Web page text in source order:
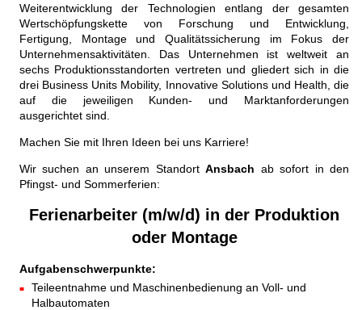
Weiterentwicklung der Technologien entlang der gesamten
Wertschöpfungskette von Forschung und Entwicklung,
Fertigung, Montage und Qualitätssicherung im Fokus der
Unternehmensaktivitäten. Das Unternehmen ist weltweit an
sechs Produktionsstandorten vertreten und gliedert sich in die
drei Business Units Mobility, Innovative Solutions und Health, die
auf die jeweiligen Kunden- und Marktanforderungen
ausgerichtet sind.
Machen Sie mit Ihren Ideen bei uns Karriere!
Wir suchen an unserem StandortAnsbach ab sofort in den
Pfingst- und Sommerferien:
Ferienarbeiter (m/w/d) in der Produktion
oder Montage
Aufgabenschwerpunkte:
Teileentnahme und Maschinenbedienung an Voll- und
Halbautomaten